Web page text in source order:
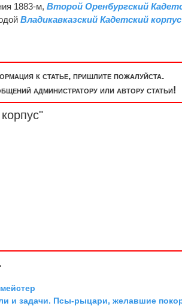
1883-м,Второй Оренбургский
Владикавказский Кадетский корпус
к статье, пришлите пожалуйста.
администратору или автору статьи!
и задачи. Псы-рыцари, желавшие